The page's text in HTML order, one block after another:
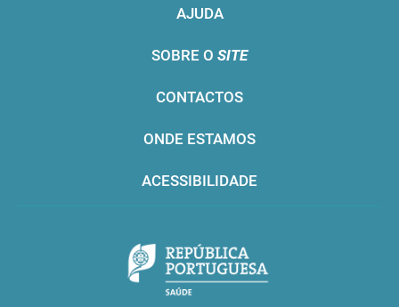
AJUDA
SOBRE O SITE
CONTACTOS
ONDE ESTAMOS
ACESSIBILIDADE